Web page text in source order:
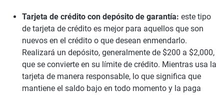
Tarjeta de crédito con depósito de garantía: este tipo
de tarjeta de crédito es mejor para aquellos que son
nuevos en el crédito o que desean enmendarlo.
Realizará un depósito, generalmente de $200 a $2,000,
que se convierte en su límite de crédito. Mientras usa la
tarjeta de manera responsable, lo que significa que
mantiene el saldo bajo en todo momento y la paga